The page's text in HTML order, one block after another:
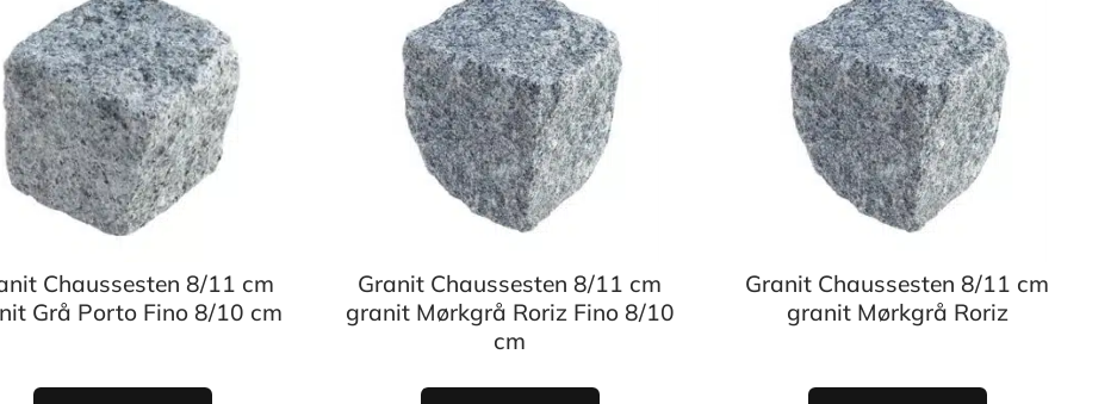
Chaussesten 8/11 cm
Grå Porto Fino 8/10 cm
Granit Chaussesten 8/11 cm
granit Mørkgrå Roriz Fino 8/10
cm
Granit Chaussesten 8/11 cm
granit Mørkgrå Roriz